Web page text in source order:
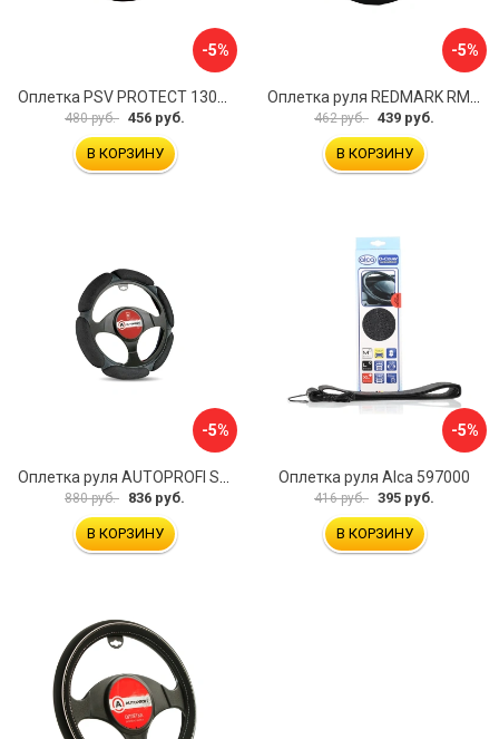
-5%
Оплетка PSV PROTECT 130503
480 руб. 456 руб.
В КОРЗИНУ
-5%
Оплетка руля REDMARK RM78002
462 руб. 439 руб.
В КОРЗИНУ
-5%
880 руб. 836 руб.
В КОРЗИНУ
-5%
Оплетка руля Alca 597000
416 руб. 395 руб.
В КОРЗИНУ